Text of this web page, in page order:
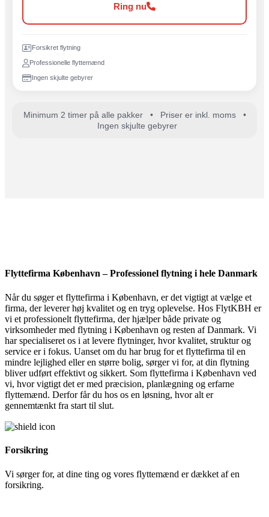
Ring nu
Forsikret flytning
Professionelle flyttemænd
Ingen skjulte gebyrer
Minimum 2 timer på alle pakker • Priser er inkl. moms •
Ingen skjulte gebyrer
Flyttefirma København – Professionel flytning i hele Danmark
Når du søger et flyttefirma i København, er det vigtigt at vælge et
firma, der leverer høj kvalitet og en tryg oplevelse. Hos FlytKBH er
vi et professionelt flyttefirma, der hjælper både private og
virksomheder med flytning i København og resten af Danmark. Vi
har specialiseret os i at levere flytninger, hvor kvalitet, struktur og
service er i fokus. Uanset om du har brug for et flyttefirma til en
mindre lejlighed eller en større bolig, sørger vi for, at din flytning
bliver udført effektivt og sikkert. Som flyttefirma i København ved
vi, hvor vigtigt det er med præcision, planlægning og erfarne
flyttemænd. Derfor får du hos os en løsning, hvor alt er
gennemtænkt fra start til slut.
Forsikring
Vi sørger for, at dine ting og vores flyttemænd er dækket af en
forsikring.